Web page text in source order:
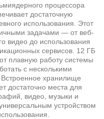
процессора
достаточную
использования. Этот
задачами — от веб-
видео до использования
сервисов. 12 ГБ
плавную работу системы
с несколькими
хранилище
достаточно места для
видео, музыки и
устройством